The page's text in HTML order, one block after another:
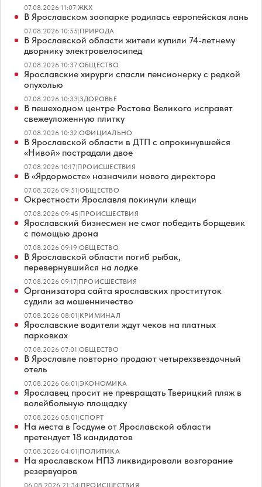
07.08.2026 11:07|ЖКХ
В Ярославском зоопарке родилась европейская лань
07.08.2026 10:55|ПРИРОДА
В Ярославской области жители купили 74-летнему
дворнику электровелосипед
07.08.2026 10:37|ОБЩЕСТВО
Ярославские хирурги спасли пенсионерку с редкой
опухолью
07.08.2026 10:33|ЗДОРОВЬЕ
В пешеходном центре Ростова Великого исправят
свежеуложенную плитку
07.08.2026 10:32|ОФИЦИАЛЬНО
В Ярославской области в ДТП с опрокинувшейся
«Нивой» пострадали двое
07.08.2026 10:17|ПРОИСШЕСТВИЯ
В «Ярдормосте» назначили нового директора
07.08.2026 09:51|ОБЩЕСТВО
Окрестности Ярославля покинули клещи
07.08.2026 09:45|ПРОИСШЕСТВИЯ
Ярославский бизнесмен не смог победить борщевик
с помощью дрона
07.08.2026 09:19|ОБЩЕСТВО
В Ярославской области погиб рыбак,
перевернувшийся на лодке
07.08.2026 09:17|ПРОИСШЕСТВИЯ
Организатора сайта ярославских проституток
судили за мошенничество
07.08.2026 08:01|КРИМИНАЛ
Ярославские водители ждут чеков на платных
парковках
07.08.2026 07:01|ОБЩЕСТВО
В Ярославле повторно продают четырехзвездочный
отель
07.08.2026 06:01|ЭКОНОМИКА
Ярославец просит не превращать Тверицкий пляж в
волейбольную площадку
07.08.2026 05:01|СПОРТ
На места в Госдуме от Ярославской области
претендует 18 кандидатов
07.08.2026 04:01|ПОЛИТИКА
На ярославском НПЗ ликвидировали возгорание
резервуаров